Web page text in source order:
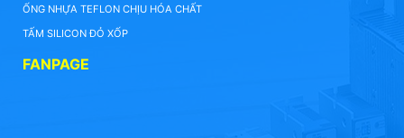
ỐNG NHỰA TEFLON CHỊU HÓA CHẤT
TẤM SILICON ĐỎ XỐP
FANPAGE